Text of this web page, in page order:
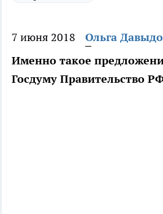
7 июня 2018
Ольга
Именно такое
Госдуму Правительство